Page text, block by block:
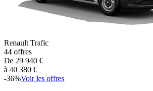
Renault Trafic
44 offres
De 29 940 €
à 40 380 €
-36%Voir les offres